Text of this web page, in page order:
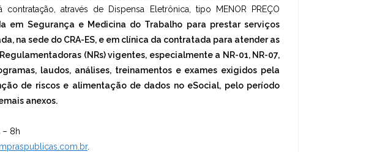
através de Dispensa Eletrônica, tipo MENOR PREÇO
em Segurança e Medicina do Trabalho para prestar serviços
na sede do CRA-ES, e em clínica da contratada para atender as
(NRs) vigentes, especialmente a NR-01, NR-07,
laudos, análises, treinamentos e exames exigidos pela
de riscos e alimentação de dados no eSocial, pelo período
anexos.
8h
.